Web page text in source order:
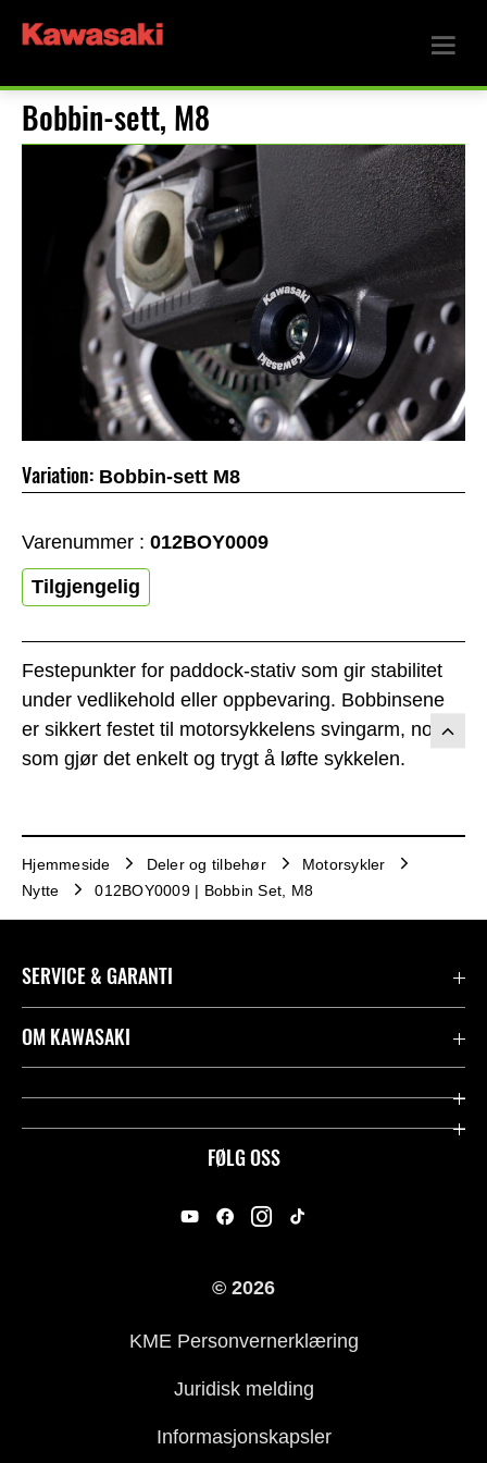
Bobbin-sett, M8
Festepunkter for paddock-stativ som gir stabilitet
under vedlikehold eller oppbevaring. Bobbinsene
er sikkert festet til motorsykkelens svingarm, noe
som gjør det enkelt og trygt å løfte sykkelen.
Variation: Bobbin-sett M8
Varenummer : 012BOY0009
Tilgjengelig
Hjemmeside Deler og tilbehør
Motorsykler
Nytte
012BOY0009 | Bobbin Set, M8
FØLG OSS
SERVICE & GARANTI
Garanti
Kontakt oss
OM KAWASAKI
Firma
© 2026
KME Personvernerklæring
Juridisk melding
Informasjonskapsler